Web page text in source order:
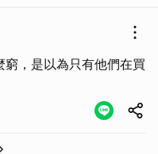
，是以為只有他們在買